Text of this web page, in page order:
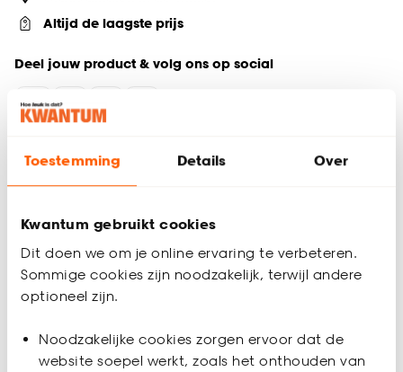
Toestemming Details Over
Kwantum gebruikt cookies
Dit doen we om je online ervaring te verbeteren.
Sommige cookies zijn noodzakelijk, terwijl andere
optioneel zijn.
Noodzakelijke cookies zorgen ervoor dat de
website soepel werkt, zoals het onthouden van
Altijd de laagste prijs
Deel jouw product & volg ons op social
Productomschrijving
De Mimosa kunsttak in een paarse kleur biedt een sfeervolle
deze elegante tak ideaal voor hoge vazen of als decoratief
levendige uitstraling zonder onderhoud, waardoor je
langdurig van een natuurlijke sfeer geniet.
Artikelnummer 4313532